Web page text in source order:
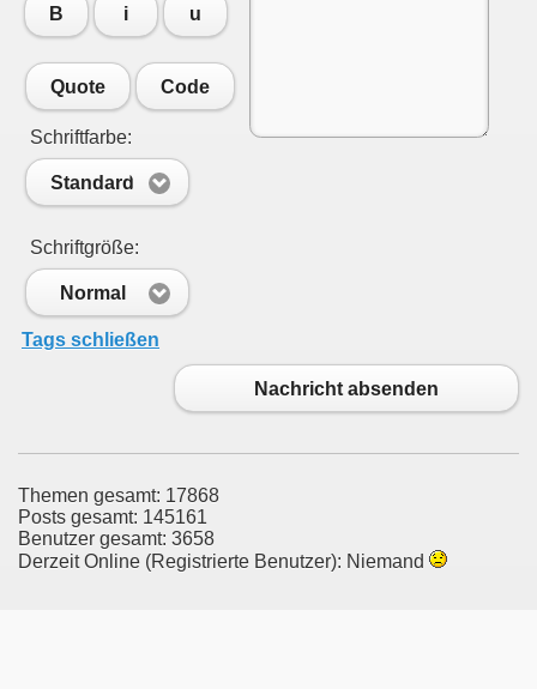
B i u
Quote Code
Schriftfarbe:
Standard
Schriftgröße:
Normal
Tags schließen
Nachricht absenden
Themen gesamt: 17868
Posts gesamt: 145161
Benutzer gesamt: 3658
Derzeit Online (Registrierte Benutzer): Niemand